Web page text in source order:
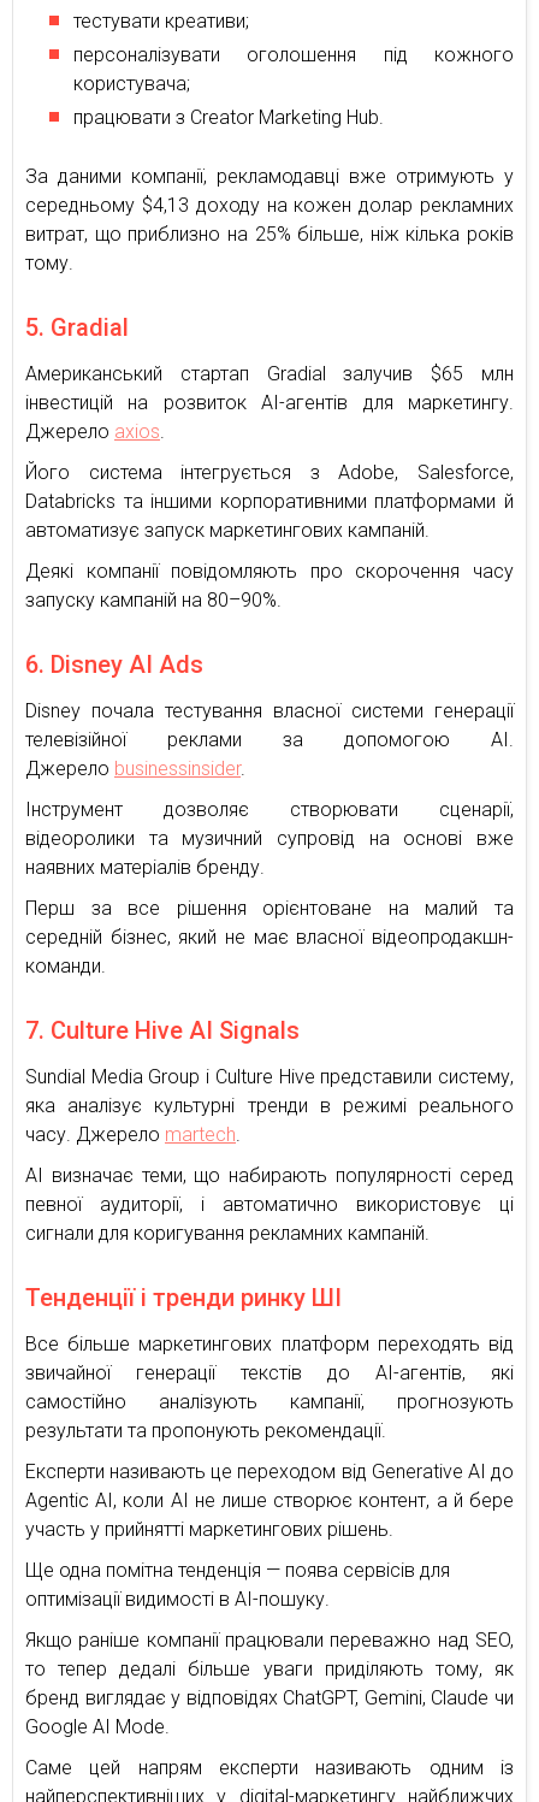
тестувати креативи;
персоналізувати оголошення під кожного
користувача;
працювати з Creator Marketing Hub.
За даними компанії, рекламодавці вже отримують у
середньому $4,13 доходу на кожен долар рекламних
витрат, що приблизно на 25% більше, ніж кілька років
тому.
5. Gradial
Американський стартап Gradial залучив $65 млн
інвестицій на розвиток AI-агентів для маркетингу.
Джерело axios
Його система інтегрується з Adobe, Salesforce,
Databricks та іншими корпоративними платформами й
автоматизує запуск маркетингових кампаній.
Деякі компанії повідомляють про скорочення часу
запуску кампаній на 80–90%.
6. Disney AI Ads
Disney почала тестування власної системи генерації
телевізійної реклами за допомогою AI.
Джерело businessinsider.
Інструмент дозволяє створювати сценарії,
відеоролики та музичний супровід на основі вже
наявних матеріалів бренду.
Перш за все рішення орієнтоване на малий та
середній бізнес, який не має власної відеопродакшн-
команди.
7. Culture Hive AI Signals
Sundial Media Group і Culture Hive представили систему,
яка аналізує культурні тренди в режимі реального
часу. Джерело martech
AI визначає теми, що набирають популярності серед
певної аудиторії, і автоматично використовує ці
сигнали для коригування рекламних кампаній.
Тенденції і тренди ринку ШІ
Все більше маркетингових платформ переходять від
звичайної генерації текстів до AI-агентів, які
самостійно аналізують кампанії, прогнозують
результати та пропонують рекомендації.
Експерти називають це переходом від Generative AI до
Agentic AI, коли AI не лише створює контент, а й бере
участь у прийнятті маркетингових рішень.
Ще одна помітна тенденція — поява сервісів для
оптимізації видимості в AI-пошуку.
Якщо раніше компанії працювали переважно над SEO,
то тепер дедалі більше уваги приділяють тому, як
бренд виглядає у відповідях ChatGPT, Gemini, Claude чи
Google AI Mode.
Саме цей напрям експерти називають одним із
найперспективніших у digital-маркетингу найближчих